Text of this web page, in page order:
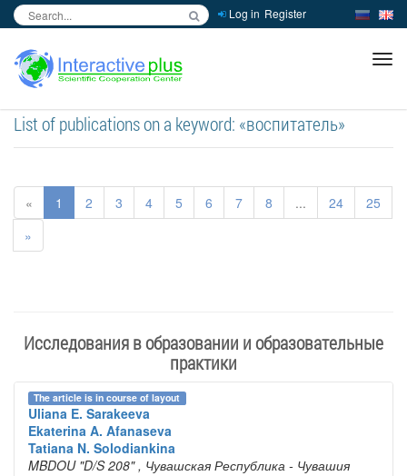
Log in Register
List of publications on a keyword: «воспитатель»
« 1 2 3 4 5 6 7 8 ... 24
25
»
Исследования в образовании и образовательные
практики
The article is in course of layout
Uliana E. Sarakeeva
Ekaterina A. Afanaseva
Tatiana N. Solodiankina
MBDOU "D/S 208" , Чувашская Республика - Чувашия